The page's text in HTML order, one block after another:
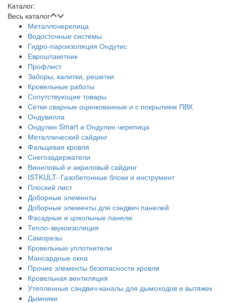
Каталог:
Весь каталог
Металлочерепица
Водосточные системы
Гидро-пароизоляция Ондутис
Евроштакетник
Профлист
Заборы, калитки, решетки
Кровельные работы
Сопутствующие товары
Сетки сварные оцинкованные и с покрытием ПВХ
Ондувилла
Ондулин Smart и Ондулин черепица
Металлический сайдинг
Фальцевая кровля
Снегозадержатели
Виниловый и акриловый сайдинг
ISTKULT- Газобетонные блоки и инструмент
Плоский лист
Доборные элементы
Доборные элементы для сэндвич панелей
Фасадные и цокольные панели
Тепло-звукоизоляция
Саморезы
Кровельные уплотнители
Мансардные окна
Прочие элементы безопасности кровли
Кровельная вентиляция
Утепленные сэндвич-каналы для дымоходов и вытяжек
Дымники